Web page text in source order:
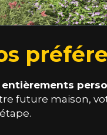
entièrements
future maison,